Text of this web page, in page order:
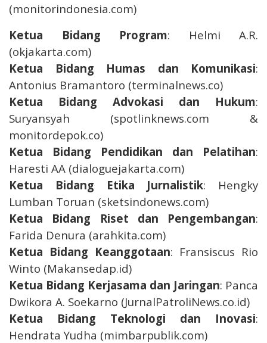
(monitorindonesia.com)
Ketua Bidang Program: Helmi A.R.
(okjakarta.com)
Ketua Bidang Humas dan Komunikasi:
Antonius Bramantoro (terminalnews.co)
Ketua Bidang Advokasi dan Hukum:
Suryansyah (spotlinknews.com &
monitordepok.co)
Ketua Bidang Pendidikan dan Pelatihan:
Haresti AA (dialoguejakarta.com)
Ketua Bidang Etika Jurnalistik: Hengky
Lumban Toruan (sketsindonews.com)
Ketua Bidang Riset dan Pengembangan:
Farida Denura (arahkita.com)
Ketua Bidang Keanggotaan: Fransiscus Rio
Winto (Makansedap.id)
Ketua Bidang Kerjasama dan Jaringan: Panca
Dwikora A. Soekarno (JurnalPatroliNews.co.id)
Ketua Bidang Teknologi dan Inovasi:
Hendrata Yudha (mimbarpublik.com)